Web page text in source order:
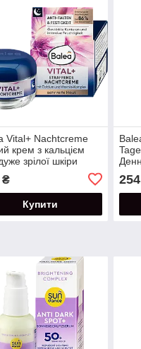
Vital+ Nachtcreme
крем з кальцієм
зрілої шкіри
Купити
50
254